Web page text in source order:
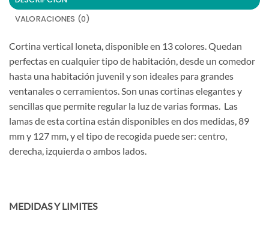
VALORACIONES (0)
Cortina vertical loneta, disponible en 13 colores. Quedan
perfectas en cualquier tipo de habitación, desde un comedor
hasta una habitación juvenil y son ideales para grandes
ventanales o cerramientos. Son unas cortinas elegantes y
sencillas que permite regular la luz de varias formas. Las
lamas de esta cortina están disponibles en dos medidas, 89
mm y 127 mm, y el tipo de recogida puede ser: centro,
derecha, izquierda o ambos lados.
MEDIDAS Y LIMITES